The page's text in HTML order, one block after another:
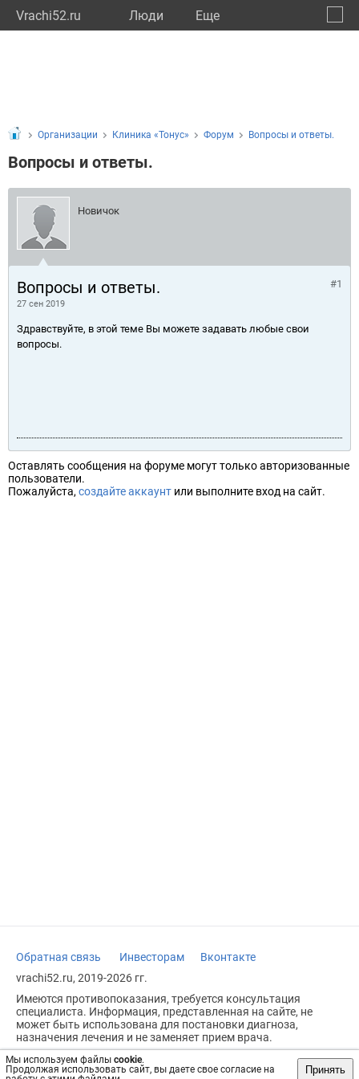
Vrachi52.ru Люди Eще
Мы используем файлы cookie.
Продолжая использовать сайт, вы даете свое согласие на
Принять
Организации Клиника «Тонус» Форум Вопросы и ответы.
Вопросы и ответы.
Новичок
Вопросы и ответы.
27 сен 2019
#1
Здравствуйте, в этой теме Вы можете задавать любые свои
вопросы.
Оставлять сообщения на форуме могут только авторизованные
пользователи.
Пожалуйста, создайте аккаунт или выполните вход на сайт.
Обратная связь Инвесторам
Вконтакте
vrachi52.ru, 2019-2026 гг.
Имеются противопоказания, требуется консультация
специалиста. Информация, представленная на сайте, не
может быть использована для постановки диагноза,
назначения лечения и не заменяет прием врача.
Возрастное ограничение: 18+